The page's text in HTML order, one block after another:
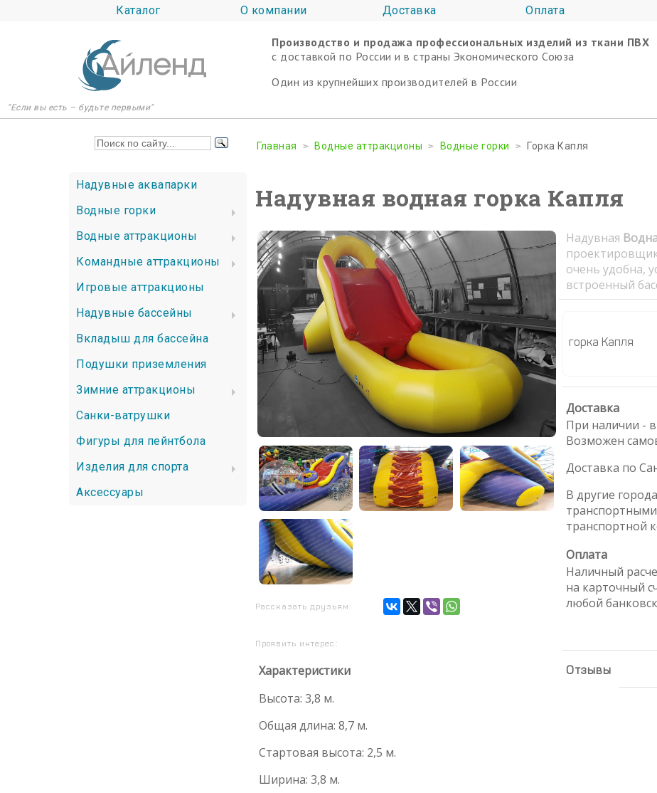
Каталог О компании Доставка Оплата
Производство и продажа профессиональных изделий из ткани ПВХ
c доставкой по России и в страны Экономического Союза
Один из крупнейших производителей в России
"Если вы есть – будьте первыми"
Надувные аквапарки
Водные горки
Водные аттракционы
Командные аттракционы
Игровые аттракционы
Надувные бассейны
Вкладыш для бассейна
Подушки приземления
Зимние аттракционы
Санки-ватрушки
Фигуры для пейнтбола
Изделия для спорта
Аксессуары
Главная Водные аттракционы Водные горки Горка Капля
Надувная водная горка Капля
Рассказать друзьям:
Проявить интерес:
Характеристики
Высота: 3,8 м.
Общая длина: 8,7 м.
Стартовая высота: 2,5 м.
Ширина: 3,8 м.
Надувная
очень удобна,
встроенный
горка Капля
Доставка
При наличии -
Возможен
Доставка по
В другие
транспортной
Оплата
Наличный
на карточный
любой
Отзывы